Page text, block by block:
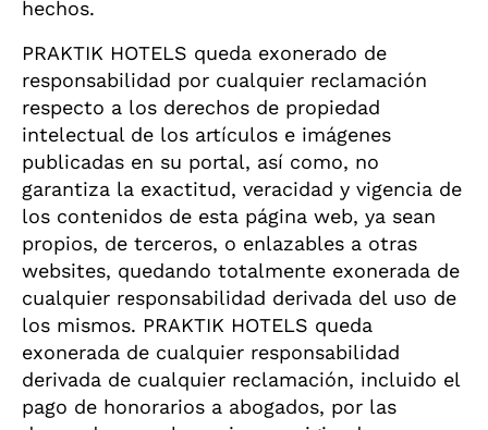
hechos.
PRAKTIK HOTELS queda exonerado de
responsabilidad por cualquier reclamación
respecto a los derechos de propiedad
intelectual de los artículos e imágenes
publicadas en su portal, así como, no
garantiza la exactitud, veracidad y vigencia de
los contenidos de esta página web, ya sean
propios, de terceros, o enlazables a otras
websites, quedando totalmente exonerada de
cualquier responsabilidad derivada del uso de
los mismos. PRAKTIK HOTELS queda
exonerada de cualquier responsabilidad
derivada de cualquier reclamación, incluido el
pago de honorarios a abogados, por las